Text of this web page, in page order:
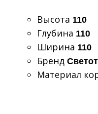
Высота 110
Глубина 110
Ширина 110
Бренд
Материал